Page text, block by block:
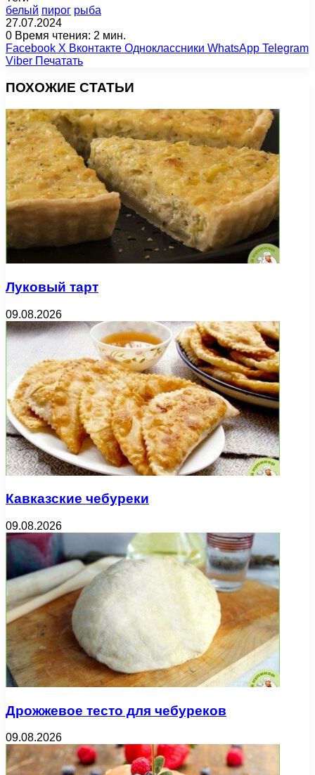
белый пирог рыба
27.07.2024
0 Время чтения: 2 мин.
Facebook X Вконтакте Одноклассники WhatsApp Telegram
Viber Печатать
ПОХОЖИЕ СТАТЬИ
Луковый тарт
09.08.2026
Кавказские чебуреки
09.08.2026
Дрожжевое тесто для чебуреков
09.08.2026